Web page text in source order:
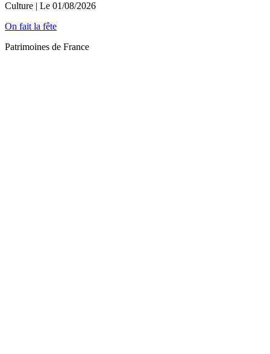
Culture | Le 01/08/2026
On fait la fête
Patrimoines de France